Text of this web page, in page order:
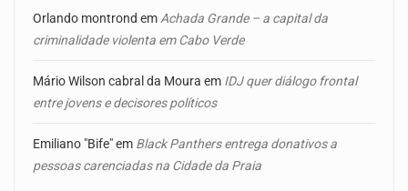
Orlando montrond em Achada Grande – a capital da
criminalidade violenta em Cabo Verde
Mário Wilson cabral da Moura em IDJ quer diálogo frontal
entre jovens e decisores políticos
Emiliano "Bife"em Black Panthers entrega donativos a
pessoas carenciadas na Cidade da Praia